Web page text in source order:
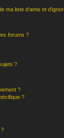
ma liste d’amis et
forums ?
?
?
?
?